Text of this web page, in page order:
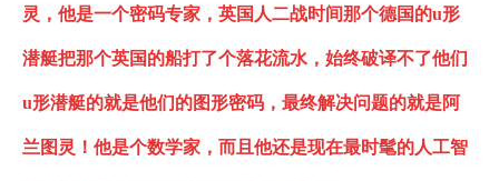
灵，他是一个密码专家，英国人二战时间那个德国的u形
潜艇把那个英国的船打了个落花流水，始终破译不了他们
u形潜艇的就是他们的图形密码，最终解决问题的就是阿
兰图灵！他是个数学家，而且他还是现在最时髦的人工智